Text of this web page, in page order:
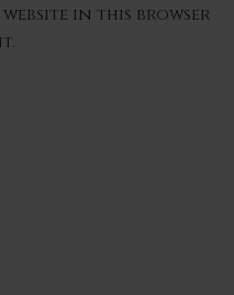
website in this browser